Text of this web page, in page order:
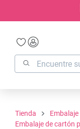
Tienda
Embalaje de cartón